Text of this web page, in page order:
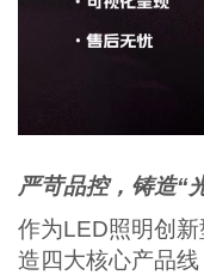
严苛品控，铸造“
作为LED照明创
造四大核心产品线